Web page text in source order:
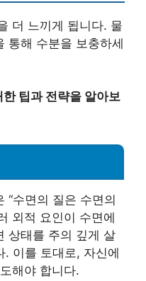
더 느끼게 됩니다. 물
통해 수분을 보충하세
팁과 전략을 알아보
“수면의 질은 수면의
외적 요인이 수면에
상태를 주의 깊게 살
. 이를 토대로, 자신에
해야 합니다.